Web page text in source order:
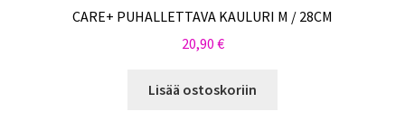
CARE+ PUHALLETTAVA KAULURI M / 28CM
20,90 €
Lisää ostoskoriin